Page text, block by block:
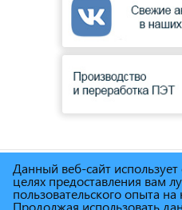
© Сеть магазинов
Снабженец"
Данный веб-сайт
целях предоставления вам
пользовательского опыта
Продолжая использовать